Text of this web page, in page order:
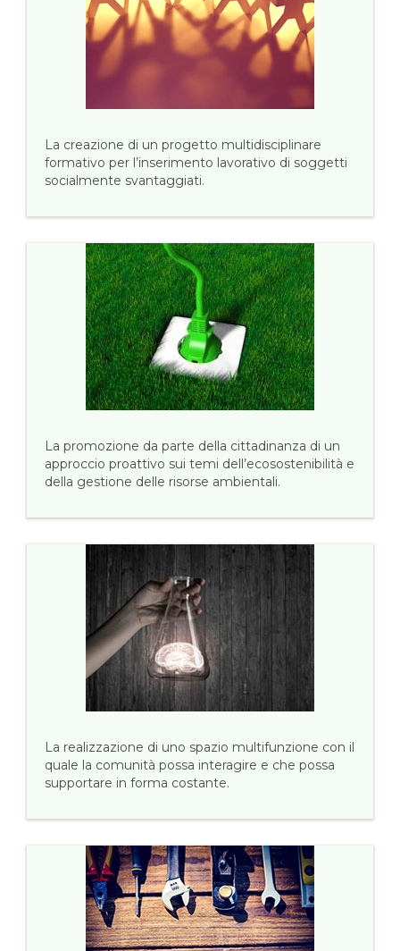
La creazione di un progetto multidisciplinare
formativo per l’inserimento lavorativo di soggetti
socialmente svantaggiati.
La promozione da parte della cittadinanza di un
approccio proattivo sui temi dell’ecosostenibilità e
della gestione delle risorse ambientali.
La realizzazione di uno spazio multifunzione con il
quale la comunità possa interagire e che possa
supportare in forma costante.